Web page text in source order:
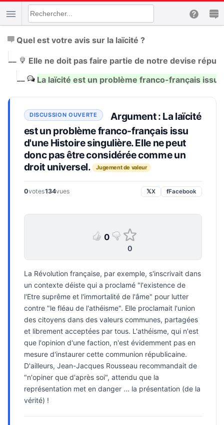
Quel est votre avis sur la laïcité ?
__
Elle ne doit pas faire partie de notre devise
__ La laïcité est un problème franco-français
Argument : La laïcité
est un problème franco-français issu
d'une Histoire singulière. Elle ne peut
donc pas être considérée comme un
droit universel. Jugement de valeur
0votes134vues 𝕏X fFacebook
0
0
La Révolution française, par exemple, s'inscrivait dans
un contexte déiste qui a proclamé "l'existence de
l'Etre suprême et l'immortalité de l'âme" pour lutter
contre "le fléau de l'athéisme". Elle proclamait l'union
des citoyens dans des valeurs communes, partagées
et librement acceptées par tous. L'athéisme, qui n'est
que l'opinion d'une faction, n'est évidemment pas en
mesure d'instaurer cette communion républicaine.
D'ailleurs, Jean-Jacques Rousseau recommandait de
"n'opiner que d'après soi", attendu que la
représentation met en danger ... la présentation (de la
vérité) !